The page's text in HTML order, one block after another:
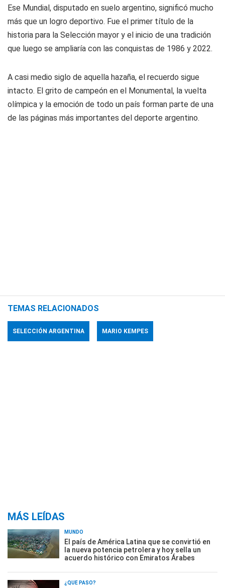
Ese Mundial, disputado en suelo argentino, significó mucho
más que un logro deportivo. Fue el primer título de la
historia para la Selección mayor y el inicio de una tradición
que luego se ampliaría con las conquistas de 1986 y 2022.
A casi medio siglo de aquella hazaña, el recuerdo sigue
intacto. El grito de campeón en el Monumental, la vuelta
olímpica y la emoción de todo un país forman parte de una
de las páginas más importantes del deporte argentino.
TEMAS RELACIONADOS
SELECCIÓN ARGENTINA MARIO KEMPES
MÁS LEÍDAS
MUNDO
El país de América Latina que se convirtió en
la nueva potencia petrolera y hoy sella un
acuerdo histórico con Emiratos Árabes
¿QUÉ PASÓ?